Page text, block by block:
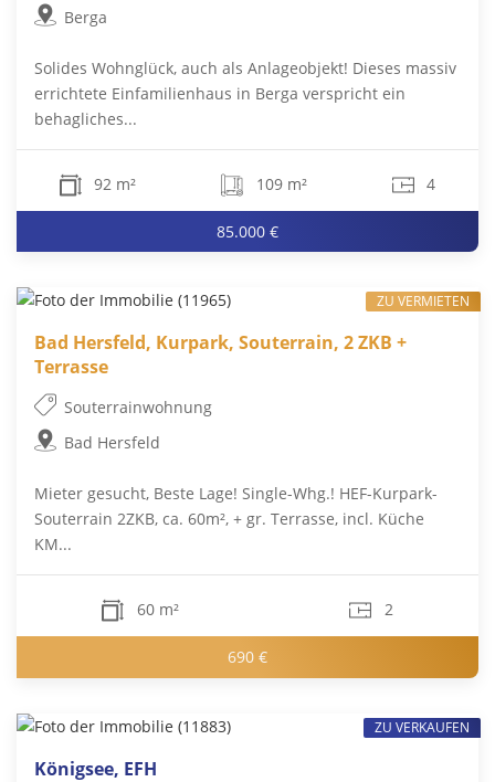
Berga
Solides Wohnglück, auch als Anlageobjekt! Dieses massiv
errichtete Einfamilienhaus in Berga verspricht ein
behagliches...
92 m² 109 m² 4
85.000 €
Bad Hersfeld, Kurpark, Souterrain, 2 ZKB +
Terrasse
Souterrainwohnung
Bad Hersfeld
Mieter gesucht, Beste Lage! Single-Whg.! HEF-Kurpark-
Souterrain 2ZKB, ca. 60m², + gr. Terrasse, incl. Küche
KM...
60 m² 2
690 €
ZU VERMIETEN
Königsee, EFH
ZU VERKAUFEN